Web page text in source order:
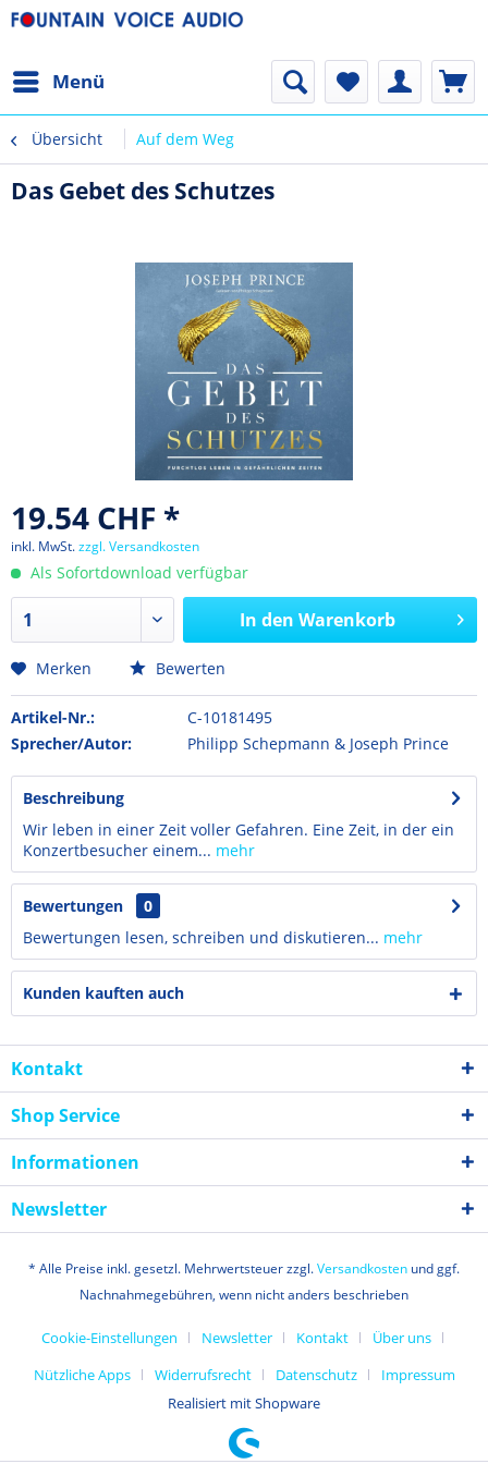
Menü
Übersicht Auf dem Weg
Das Gebet des Schutzes
19.54 CHF *
inkl. MwSt.zzgl. Versandkosten
Als Sofortdownload verfügbar
In den Warenkorb
Merken Bewerten
Artikel-Nr.:
C-10181495
Sprecher/Autor:
Philipp Schepmann & Joseph Prince
Beschreibung
Wir leben in einer Zeit voller Gefahren. Eine Zeit, in der ein
Konzertbesucher einem... mehr
Bewertungen
0
Bewertungen lesen, schreiben und diskutieren... mehr
Kunden kauften auch
Kontakt
Shop Service
Informationen
Newsletter
* Alle Preise inkl. gesetzl. Mehrwertsteuer zzgl.Versandkosten und ggf.
Nachnahmegebühren, wenn nicht anders beschrieben
Cookie-Einstellungen Newsletter Kontakt
Über uns
Nützliche Apps
Widerrufsrecht Datenschutz
Impressum
Realisiert mit Shopware